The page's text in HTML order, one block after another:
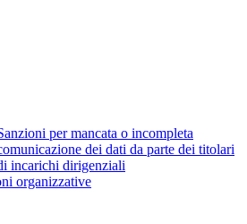
per mancata o incompleta
dei dati da parte dei titolari
incarichi dirigenziali
organizzative